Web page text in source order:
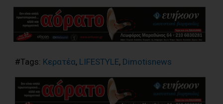
#Tags: Κερατέα, LIFESTYLE, Dimotisnews